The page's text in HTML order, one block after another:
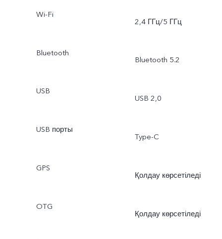
Wi-Fi
2,4 ГГц/5 ГГц
Bluetooth
Bluetooth 5.2
USB
USB 2,0
USB порты
Type-C
GPS
Қолдау көрсетіледі
OTG
Қолдау көрсетіледі